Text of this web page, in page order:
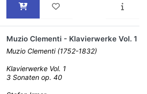
Muzio Clementi - Klavierwerke Vol. 1
Muzio Clementi (1752-1832)
Klavierwerke Vol. 1
3 Sonaten op. 40